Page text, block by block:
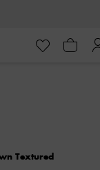
Textured